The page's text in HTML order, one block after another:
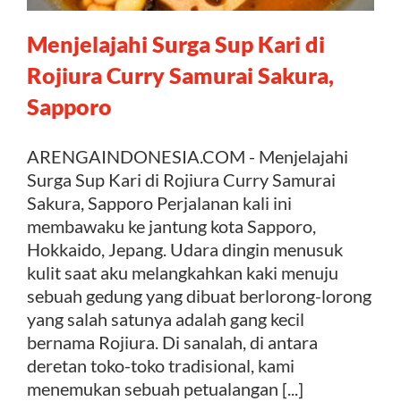
Kontak
Menjelajahi Surga Sup Kari di
Rojiura Curry Samurai Sakura,
Sapporo
ARENGAINDONESIA.COM - Menjelajahi
Surga Sup Kari di Rojiura Curry Samurai
Sakura, Sapporo Perjalanan kali ini
membawaku ke jantung kota Sapporo,
Hokkaido, Jepang. Udara dingin menusuk
kulit saat aku melangkahkan kaki menuju
sebuah gedung yang dibuat berlorong-lorong
yang salah satunya adalah gang kecil
bernama Rojiura. Di sanalah, di antara
deretan toko-toko tradisional, kami
menemukan sebuah petualangan [...]